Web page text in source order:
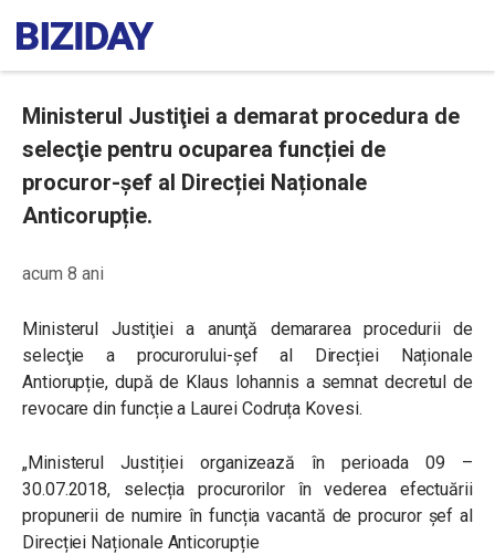
Ministerul Justiţiei a demarat procedura de
selecţie pentru ocuparea funcției de
procuror-șef al Direcției Naționale
Anticorupție.
acum 8 ani
Ministerul Justiţiei a anunţă demararea procedurii de
selecţie a procurorului-șef al Direcției Naționale
Antiorupție, după de Klaus Iohannis a semnat decretul de
revocare din funcție a Laurei Codruța Kovesi.
„Ministerul Justiției organizează în perioada 09 –
30.07.2018, selecția procurorilor în vederea efectuării
propunerii de numire în funcția vacantă de procuror șef al
Direcției Naționale Anticorupție